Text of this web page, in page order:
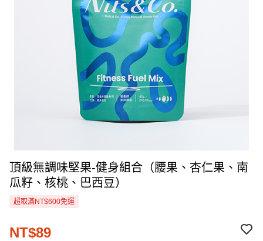
頂級無調味堅果-健身組合（腰果、杏仁果、南
瓜籽、核桃、巴西豆）
超取滿NT$600免運
NT$89